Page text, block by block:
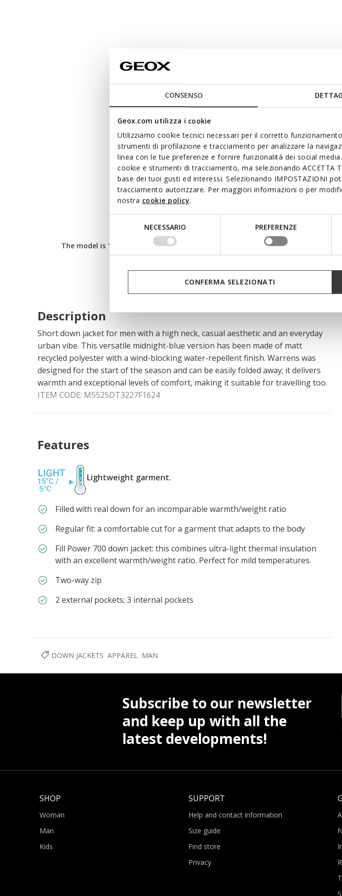
CONSENSO
Geox.com utilizza i cookie
Utilizziamo cookie tecnici necessari per il corretto
strumenti di profilazione e tracciamento per analizzare la
linea con le tue preferenze e fornire funzionalità dei social
cookie e strumenti di tracciamento, ma selezionando ACCETTA
base dei tuoi gusti ed interessi. Selezionando IMPOSTAZIONI
tracciamento autorizzare. Per maggiori informazioni o per
nostra cookie policy.
consenso
NECESSARIO PREFERENZE
CONFERMA SELEZIONATI
The model is 189 cm/6’2’’ tall and wears a size 50 (IT), 40 (UK)
Description
Short down jacket for men with a high neck, casual aesthetic and an everyday
urban vibe. This versatile midnight-blue version has been made of matt
recycled polyester with a wind-blocking water-repellent finish. Warrens was
designed for the start of the season and can be easily folded away; it delivers
warmth and exceptional levels of comfort, making it suitable for travelling too.
ITEM CODE: M5525DT3227F1624
Features
Lightweight garment.
Filled with real down for an incomparable warmth/weight ratio
Regular fit: a comfortable cut for a garment that adapts to the body
Fill Power 700 down jacket: this combines ultra-light thermal insulation
with an excellent warmth/weight ratio. Perfect for mild temperatures.
Two-way zip
2 external pockets; 3 internal pockets
DOWN JACKETS APPAREL MAN
Subscribe to our newsletter
and keep up with all the
latest developments!
SHOP
Woman
Man
Kids
SUPPORT
Help and contact information
Size guide
Find store
Privacy